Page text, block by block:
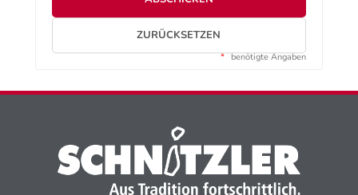
ZURÜCKSETZEN
* benötigte Angaben